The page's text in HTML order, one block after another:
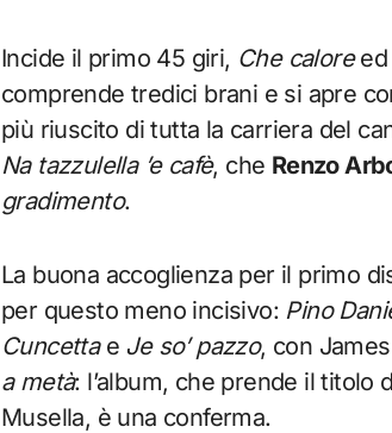
Incide il primo 45 giri, Che caloreed
comprende tredici brani e si apre
più riuscito di tutta la carriera del
Na tazzulella ’e cafè, che Renzo
gradimento.
La buona accoglienza per il primo
per questo meno incisivo: Pino
Cuncettae Je so’ pazzo, con
a metà: l’album, che prende il titolo
Musella, è una conferma.